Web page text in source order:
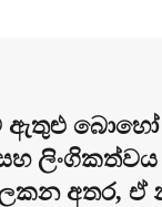
ඇතුළු
ලිංගිකත්වය
අතර, ඒ